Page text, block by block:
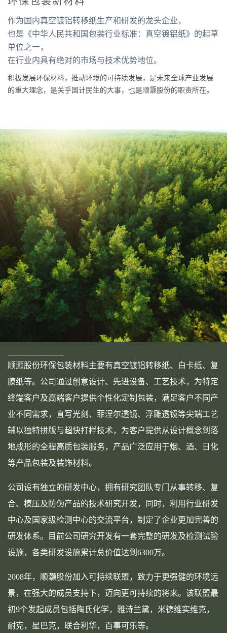
作为国内真空镀铝转移纸生产和研发的龙头企业，
也是《中华人民共和国包装行业标准：真空镀铝纸》的起草
单位之一，
在行业内具有绝对的市场与技术优势地位。
积极发展环保材料，推动环境的可持续发展，是未来全球产业发展
的重大理念，是关乎国计民生的大事，也是顺灏股份的职责所在。
顺灏股份环保包装材料主要有真空镀铝转移纸、白卡纸、复
膜纸等。公司通过创意设计、先进设备、工艺技术，为特定
终端客户及高端客户提供个性化定制包装，满足客户不同产
业不同需求，直写光刻、菲涅尔透镜、浮雕透镜等尖端工艺
辅以独特拼版与超快打样技术，为客户提供从设计概念到落
地成形的全程高质包装服务，产品广泛应用于烟、酒、日化
等产品包装及装饰材料。
公司设有独立的研发中心，拥有研究团队专门从事转移、复
合、模压及防伪产品的技术研究开发，同时，利用行业研发
中心及国家级检测中心的交流平台，制定了企业更加完善的
研发体系。目前公司研究开发有一套完整的研发及检测试验
设施，各类研发设施累计总价值达到6300万。
2008年，顺灏股份加入可持续联盟，致力于更强健的环境远
景，在强大的成员支持下，迈向更可持续的将来。该联盟最
初9个发起成员包括陶氏化学，雅诗兰黛，米德维实维克，
耐克，星巴克，联合利华，百事可乐等。